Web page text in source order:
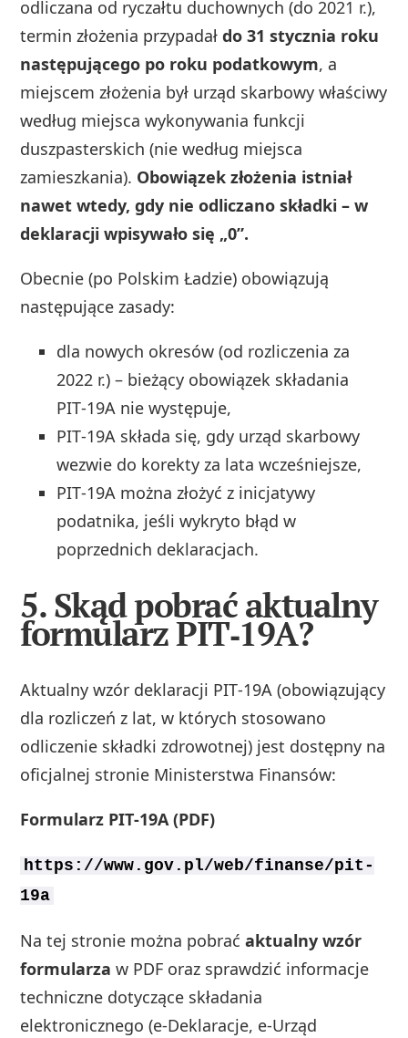
odliczana od ryczałtu duchownych (do 2021 r.),
termin złożenia przypadałdo 31 stycznia roku
następującego po roku podatkowym, a
miejscem złożenia był urząd skarbowy właściwy
według miejsca wykonywania funkcji
duszpasterskich (nie według miejsca
zamieszkania). Obowiązek złożenia istniał
nawet wtedy, gdy nie odliczano składki – w
deklaracji wpisywało się „0”.
Obecnie (po Polskim Ładzie) obowiązują
następujące zasady:
dla nowych okresów (od rozliczenia za
2022 r.) – bieżący obowiązek składania
PIT‑19A nie występuje,
PIT‑19A składa się, gdy urząd skarbowy
wezwie do korekty za lata wcześniejsze,
PIT‑19A można złożyć z inicjatywy
podatnika, jeśli wykryto błąd w
poprzednich deklaracjach.
5. Skąd pobrać aktualny
formularz PIT‑19A?
Aktualny wzór deklaracji PIT‑19A (obowiązujący
dla rozliczeń z lat, w których stosowano
odliczenie składki zdrowotnej) jest dostępny na
oficjalnej stronie Ministerstwa Finansów:
Formularz PIT‑19A (PDF)
https://www.gov.pl/web/finanse/pit-
19a
Na tej stronie można pobraćaktualny wzór
formularza w PDF oraz sprawdzić informacje
techniczne dotyczące składania
elektronicznego (e‑Deklaracje, e‑Urząd